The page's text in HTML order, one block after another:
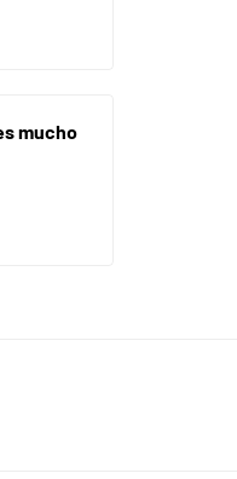
mucho